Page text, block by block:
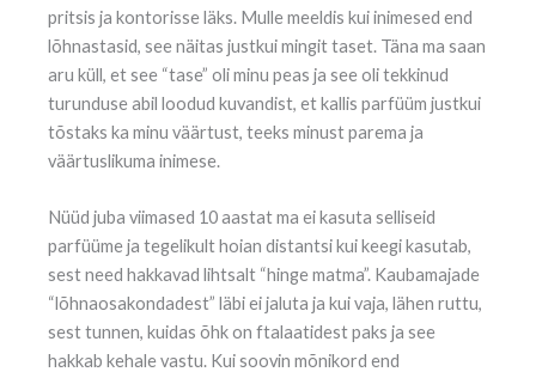
pritsis ja kontorisse läks. Mulle meeldis kui inimesed end
lõhnastasid, see näitas justkui mingit taset. Täna ma saan
aru küll, et see “tase” oli minu peas ja see oli tekkinud
turunduse abil loodud kuvandist, et kallis parfüüm justkui
tõstaks ka minu väärtust, teeks minust parema ja
väärtuslikuma inimese.
Nüüd juba viimased 10 aastat ma ei kasuta selliseid
parfüüme ja tegelikult hoian distantsi kui keegi kasutab,
sest need hakkavad lihtsalt “hinge matma”. Kaubamajade
“lõhnaosakondadest” läbi ei jaluta ja kui vaja, lähen ruttu,
sest tunnen, kuidas õhk on ftalaatidest paks ja see
hakkab kehale vastu. Kui soovin mõnikord end